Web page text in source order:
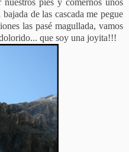
nuestros pies y comernos unos
de las cascada me pegue
las pasé magullada, vamos
que soy una joyita!!!